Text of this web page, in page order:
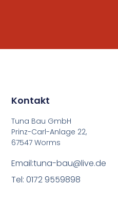
Kontakt
Tuna Bau GmbH
Prinz-Carl-Anlage 22,
67547 Worms
Email:tuna-bau@live.de
Tel: 0172 9559898